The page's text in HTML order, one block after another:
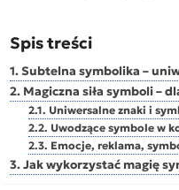
Spis treści
Subtelna symbolika –
Magiczna siła symboli –
Uniwersalne znaki i
Uwodzące symbole w
Emocje, reklama,
Jak wykorzystać magię